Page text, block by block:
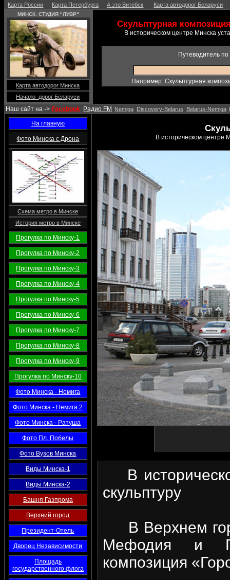
Карта России Карта Петербурга А это Витебск Карта автодорог Беларуси
МИНСК. СТУДИЯ "ЛУВР"
Карта автодорог Минска
Начало дорог Беларуси
Cкульптурная
В историческом центре Минска
Путеводитель
Например: Cкульптурная
Наш сайт на -> Facebook Радио FM Nemiga Discovery-Belarus Belarus-Nemiga
На главную
Фото Минска с Дрона
Схема метро в Минске
История метро в Минске
Прогулка по Минску-1
Прогулка по Минску-2
Прогулка по Минску-3
Прогулка по Минску-4
Прогулка по Минску-5
Прогулка по Минску-6
Прогулка по Минску-7
Прогулка по Минску-8
Прогулка по Минску-9
Прогулка по Минску-10
Фото Минска - Немига
Фото Минска - Немига 2
Фото Минска - Ратуша
Фото Пл. Побелы
Фото Вузов Минска
Виды Минска-1
Виды Минска-2
Башня Газпрома
Верхний город
Президент-Отель
Дворец Независимости
Площадь
государственного флога
В историческом центре
В
скульптуру
В Верхнем
Мефодия и
композиция